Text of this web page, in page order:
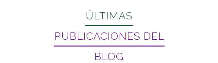
por su formidable
labor.
ÚLTIMAS
PUBLICACIONES DEL
BLOG